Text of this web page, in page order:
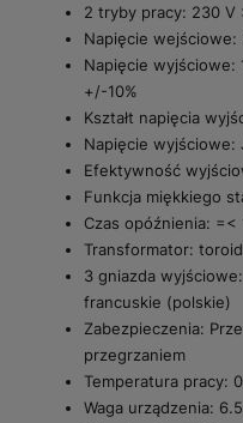
2 tryby pracy: 230 V
Napięcie wejściowe:
Napięcie wyjściowe:
+/-10%
Kształt napięcia
Napięcie wyjściowe:
Efektywność
Funkcja miękkiego
Czas opóźnienia: =<
Transformator:
3 gniazda
francuskie (polskie)
Zabezpieczenia:
przegrzaniem
Temperatura pracy:
Waga urządzenia: